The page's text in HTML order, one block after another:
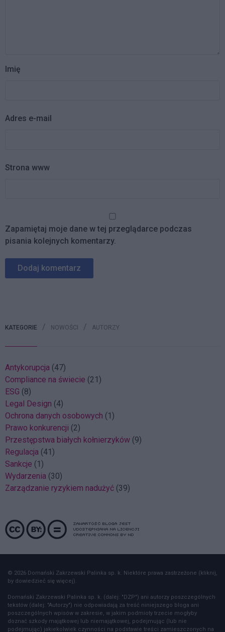
Imię
Adres e-mail
Strona www
Zapamiętaj moje dane w tej przeglądarce podczas
pisania kolejnych komentarzy.
KATEGORIE NOWOŚCI AUTORZY
Antykorupcja (47)
Compliance na świecie (21)
ESG (8)
Legal Design (4)
Ochrona danych osobowych (1)
Prawo konkurencji (2)
Przestępstwa białych kołnierzyków (9)
Regulacja (41)
Sankcje (1)
Wydarzenia (30)
Zarządzanie ryzykiem nadużyć (39)
© 2026 Domański Zakrzewski Palinka sp. k. Niektóre prawa zastrzeżone (kliknij,
by dowiedzieć się więcej).
Domański Zakrzewski Palinka sp. k. (dalej: "DZP") ani autorzy poszczególnych
tekstów (dalej: "Autorzy") nie odpowiadają za treść niniejszego bloga ani
poszczególnych wpisów w zakresie, w jakim podmioty trzecie mogłyby
doznać szkody majątkowej lub niemajątkowej, podejmując (lub nie
podejmując) jakiekolwiek czynności na podstawie treści zamieszczonych na